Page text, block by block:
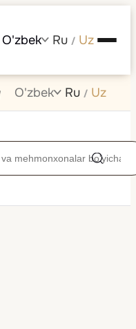
O'zbek Ru / Uz
O'zbek Ru / Uz